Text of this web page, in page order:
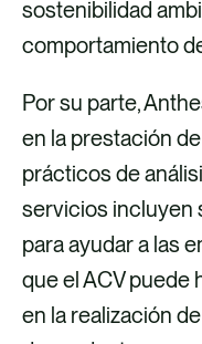
sostenibilidad
comportamiento
Por su parte,
en la prestación
prácticos de
servicios incluyen
para ayudar a las
que el ACV puede
en la realización